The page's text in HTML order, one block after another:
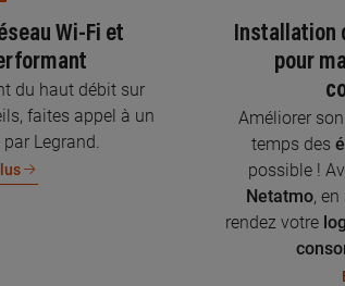
Wi-Fi et
du haut débit sur
faites appel à un
Legrand.
Installation
pour
Améliorer son
temps des
possible !
Netatmo, en
rendez votre